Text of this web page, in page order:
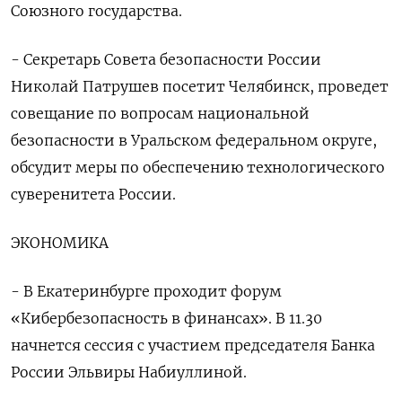
Союзного государства.
- Секретарь Совета безопасности России
Николай Патрушев посетит Челябинск, проведет
совещание по вопросам национальной
безопасности в Уральском федеральном округе,
обсудит меры по обеспечению технологического
суверенитета России.
ЭКОНОМИКА
- В Екатеринбурге проходит форум
«Кибербезопасность в финансах». В 11.30
начнется сессия с участием председателя Банка
России Эльвиры Набиуллиной.